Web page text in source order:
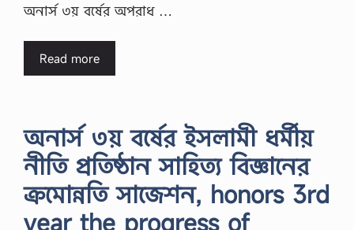
অনার্স ৩য় বর্ষের অপরাধ …
Read more
অনার্স ৩য় বর্ষের ইসলামী ধর্মীয়
নীতি প্রতিষ্ঠান সাহিত্য বিজ্ঞানের
ক্রমোন্নতি সাজেশন, honors 3rd
year the progress of